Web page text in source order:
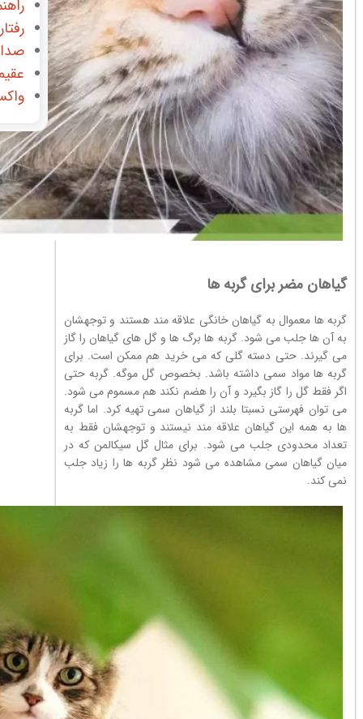
گیاهان مضر برای گربه ها
گربه ها معموال به گیاهان خانگی علاقه مند هستند و توجهشان
به آن ها جلب می شود. گربه ها برگ ها و گل های گیاهان را گاز
می گیرند. حتی دسته گلی که می خرید هم ممکن است. برای
گربه ها مواد سمی داشته باشد. بخصوص گل موگه. گربه حتی
اگر فقط گل را گاز بگیرد و آن را هضم نکند هم مسموم می شود.
می توان فهرستی نسبتا بلند از گیاهان سمی تهیه کرد. اما گربه
ها به همه این گیاهان علاقه مند نیستند و توجهشان فقط به
تعداد محدودی جلب می شود. برای مثال گل سیکالمن که در
میان گیاهان سمی مشاهده می شود نظر گربه ها را زیاد جلب
نمی کند.